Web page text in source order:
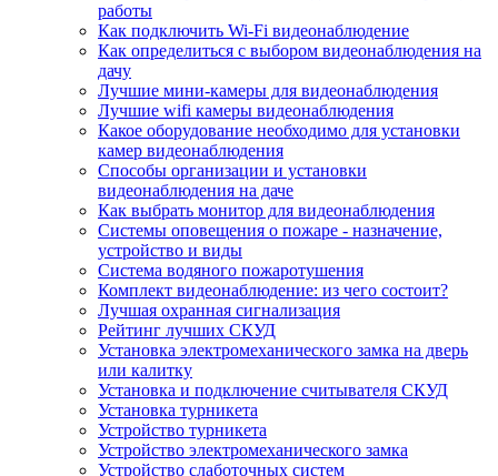
работы
Как подключить Wi-Fi видеонаблюдение
Как определиться с выбором видеонаблюдения на
дачу
Лучшие мини-камеры для видеонаблюдения
Лучшие wifi камеры видеонаблюдения
Какое оборудование необходимо для установки
камер видеонаблюдения
Способы организации и установки
видеонаблюдения на даче
Как выбрать монитор для видеонаблюдения
Системы оповещения о пожаре - назначение,
устройство и виды
Система водяного пожаротушения
Комплект видеонаблюдение: из чего состоит?
Лучшая охранная сигнализация
Рейтинг лучших СКУД
Установка электромеханического замка на дверь
или калитку
Установка и подключение считывателя СКУД
Установка турникета
Устройство турникета
Устройство электромеханического замка
Устройство слаботочных систем